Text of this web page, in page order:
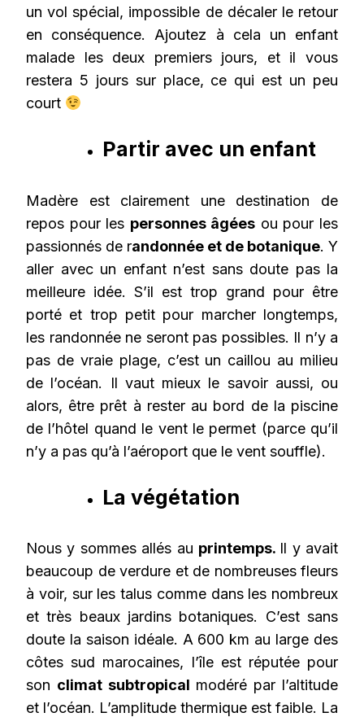
un vol spécial, impossible de décaler le retour
en conséquence. Ajoutez à cela un enfant
malade les deux premiers jours, et il vous
restera 5 jours sur place, ce qui est un peu
court
Partir avec un enfant
Madère est clairement une destination de
repos pour les personnes âgées ou pour les
passionnés de randonnée et de botanique. Y
aller avec un enfant n’est sans doute pas la
meilleure idée. S’il est trop grand pour être
porté et trop petit pour marcher longtemps,
les randonnée ne seront pas possibles. Il n’y a
pas de vraie plage, c’est un caillou au milieu
de l’océan. Il vaut mieux le savoir aussi, ou
alors, être prêt à rester au bord de la piscine
de l’hôtel quand le vent le permet (parce qu’il
n’y a pas qu’à l’aéroport que le vent souffle).
La végétation
Nous y sommes allés au printemps. Il y avait
beaucoup de verdure et de nombreuses fleurs
à voir, sur les talus comme dans les nombreux
et très beaux jardins botaniques. C’est sans
doute la saison idéale. A 600 km au large des
côtes sud marocaines, l’île est réputée pour
son climat subtropical modéré par l’altitude
et l’océan. L’amplitude thermique est faible. La